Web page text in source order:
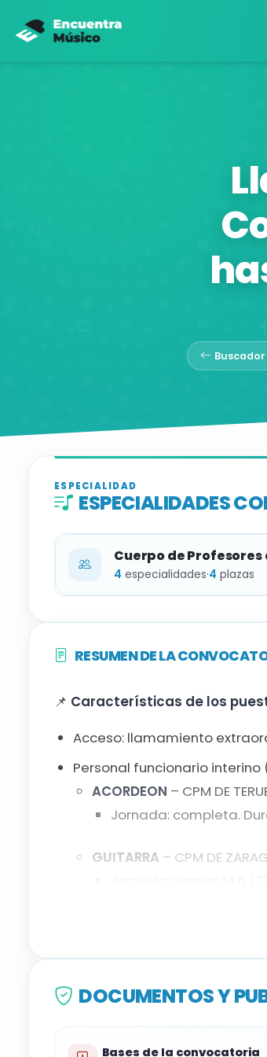
ESPECIALIDAD
ESPECIALIDADES
Cuerpo de Profesores
4 especialidades·4 plazas
Acordeón
Guitarra
Lenguaje Musical
Violín
RESUMEN DE LA
📌 Características de los
Acceso: llamamiento
Personal funcionario
ACORDEON – CPM DE
Jornada: completa.
GUITARRA – CPM DE
– CPM DE
LENGUAJE MUSICAL–
DOCUMENTOS Y
Bases de la convocatoria